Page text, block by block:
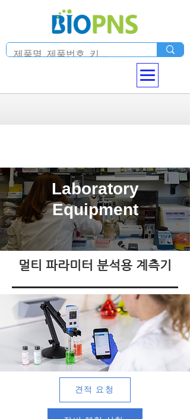
Laboratory
Equipment
​멀티 파라미터 분석용 계측기
견적 요청